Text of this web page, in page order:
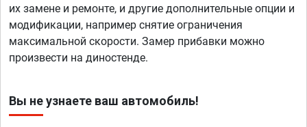
их замене и ремонте, и другие дополнительные опции и
модификации, например снятие ограничения
максимальной скорости. Замер прибавки можно
произвести на диностенде.
Вы не узнаете ваш автомобиль!